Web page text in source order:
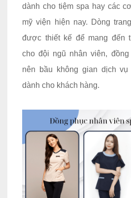
dành cho tiệm spa hay các
mỹ viện hiện nay. Dòng
được thiết kế để mang đến
cho đội ngũ nhân viên,
nên bầu không gian dịch
dành cho khách hàng.